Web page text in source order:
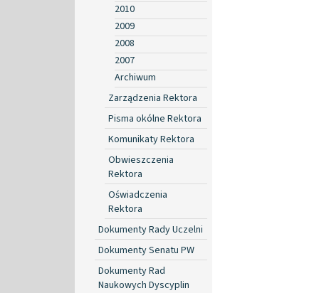
2010
2009
2008
2007
Archiwum
Zarządzenia Rektora
Pisma okólne Rektora
Komunikaty Rektora
Obwieszczenia
Rektora
Oświadczenia
Rektora
Dokumenty Rady Uczelni
Dokumenty Senatu PW
Dokumenty Rad
Naukowych Dyscyplin